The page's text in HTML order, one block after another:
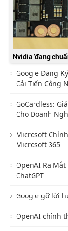
Nvidia 'đang
Google Đăng
Cải Tiến Công
GoCardless:
Cho Doanh
Microsoft
Microsoft 365
OpenAI Ra
ChatGPT
Google gỡ lời
OpenAI chính